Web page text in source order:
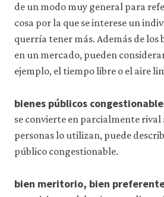
de un modo muy general para
cosa por la que se interese un
querría tener más. Además de los
en un mercado, pueden
ejemplo, el tiempo libre o el aire
bienes públicos
se convierte en parcialmente rival
personas lo utilizan, puede
público congestionable.
bien meritorio, bien